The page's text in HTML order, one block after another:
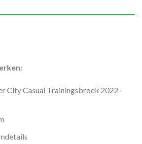
City Casual Trainingsbroek 2022-